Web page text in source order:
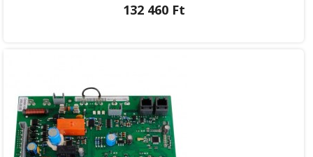
132 460 Ft